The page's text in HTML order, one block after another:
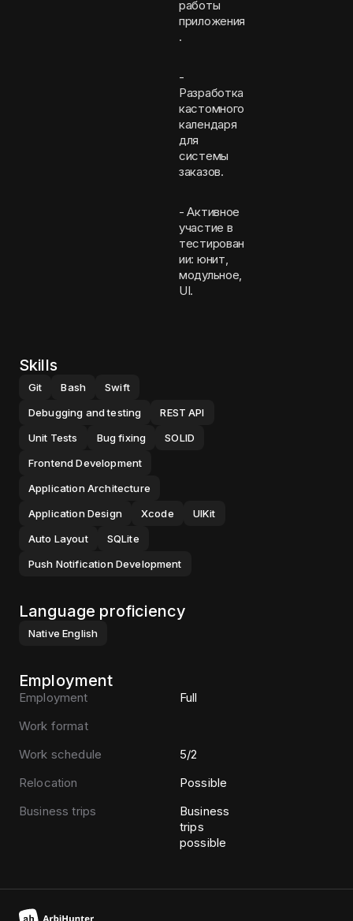
работы
приложения
.
-
Разработка
кастомного
календаря
для
системы
заказов.
- Активное
участие в
тестирован
ии: юнит,
модульное,
UI.
Skills
Git Bash
Swift
Debugging and testing
REST API
Unit Tests
Bug fixing
SOLID
Frontend Development
Application Architecture
Application Design
Xcode
UIKit
Auto Layout
SQLite
Push Notification Development
Language proficiency
Native English
Employment
Employment
Full
Work format
Work schedule
5/2
Relocation
Possible
Business trips
Business
trips
possible